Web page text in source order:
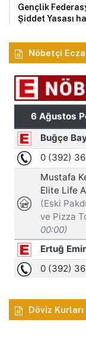
Gençlik
Şiddet Yasası
Nöbetçi
Döviz Kurları